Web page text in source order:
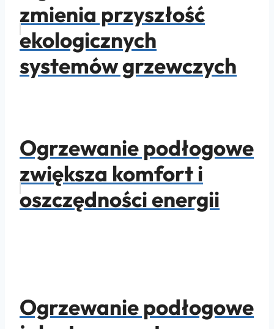
zmienia przyszłość
ekologicznych
systemów grzewczych
Ogrzewanie podłogowe
zwiększa komfort i
oszczędności energii
Ogrzewanie podłogowe